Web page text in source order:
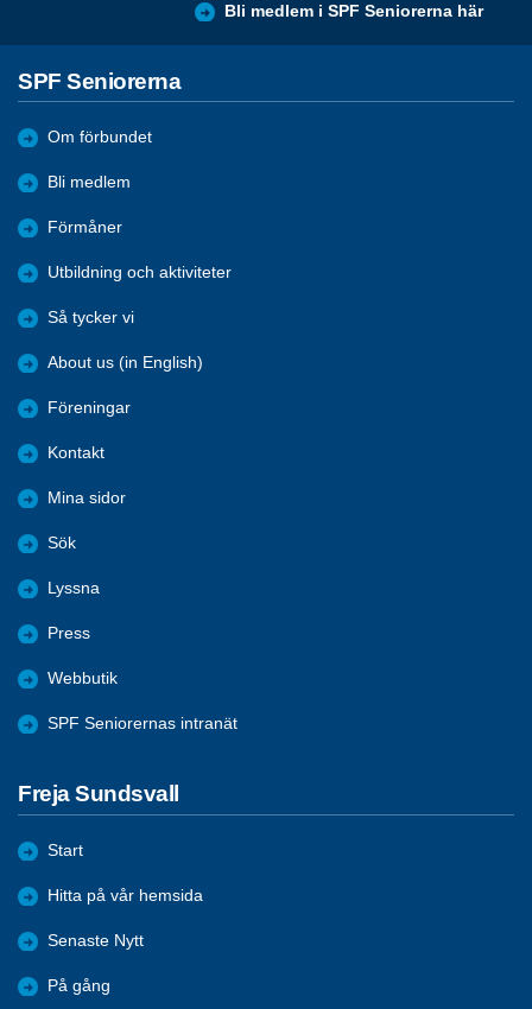
Bli medlem i SPF Seniorerna här
SPF Seniorerna
Om förbundet
Bli medlem
Förmåner
Utbildning och aktiviteter
Så tycker vi
About us (in English)
Föreningar
Kontakt
Mina sidor
Sök
Lyssna
Press
Webbutik
SPF Seniorernas intranät
Freja Sundsvall
Start
Hitta på vår hemsida
Senaste Nytt
På gång